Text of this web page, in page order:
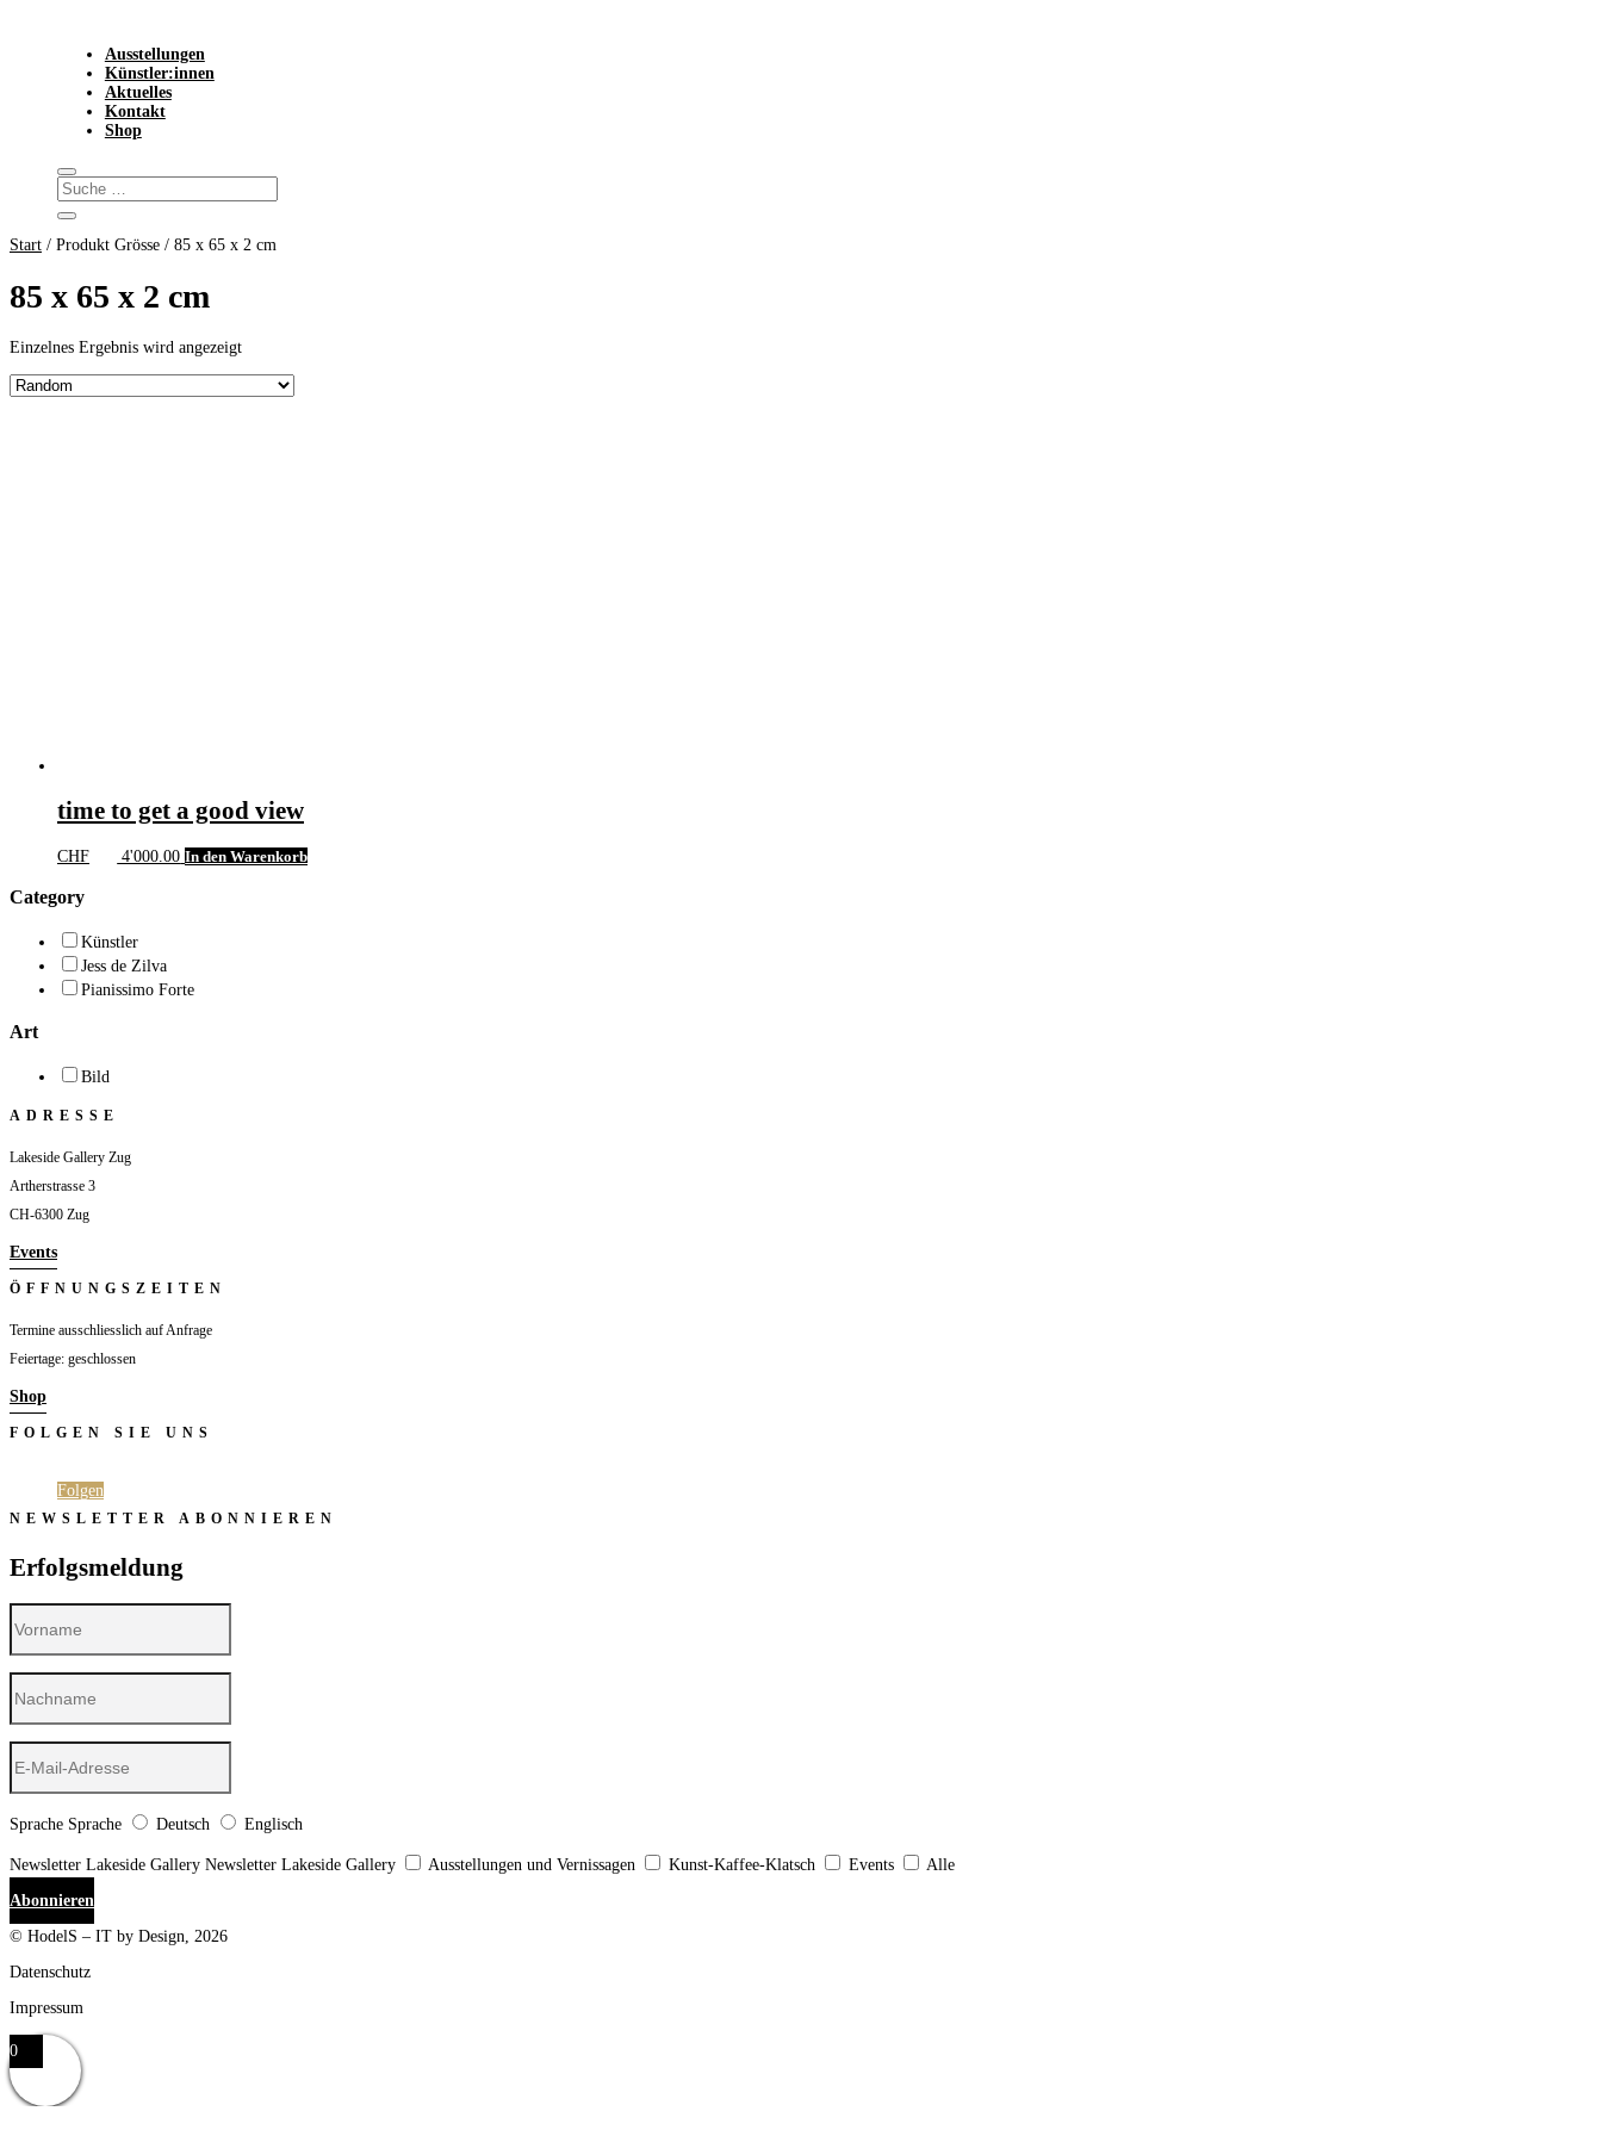
Ausstellungen
Künstler:innen
Aktuelles
Kontakt
Shop
Start / Produkt Grösse / 85 x 65 x 2 cm
85 x 65 x 2 cm
Einzelnes Ergebnis wird angezeigt
time to get a good view
CHF 4'000.00 In den Warenkorb
Category
Künstler
Jess de Zilva
Pianissimo Forte
Art
Bild
ADRESSE
Lakeside Gallery Zug
Artherstrasse 3
CH-6300 Zug
Events
ÖFFNUNGSZEITEN
Termine ausschliesslich auf Anfrage
Feiertage: geschlossen
Shop
FOLGEN SIE UNS
Folgen
NEWSLETTER ABONNIEREN
Erfolgsmeldung
Sprache Sprache Deutsch Englisch
Newsletter Lakeside Gallery Newsletter Lakeside Gallery Ausstellungen und Vernissagen Kunst-Kaffee-Klatsch Events
Alle
Abonnieren
© HodelS – IT by Design, 2026
Datenschutz
Impressum
0